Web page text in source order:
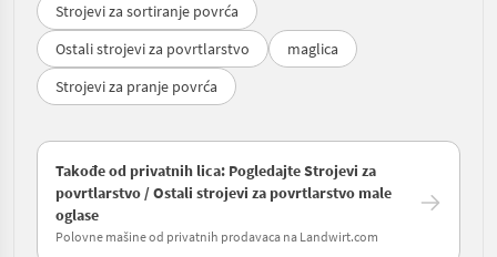
Strojevi za sortiranje povrća
Ostali strojevi za povrtlarstvo
maglica
Strojevi za pranje povrća
Takođe od privatnih lica: Pogledajte Strojevi za
povrtlarstvo / Ostali strojevi za povrtlarstvo male
oglase
Polovne mašine od privatnih prodavaca na Landwirt.com